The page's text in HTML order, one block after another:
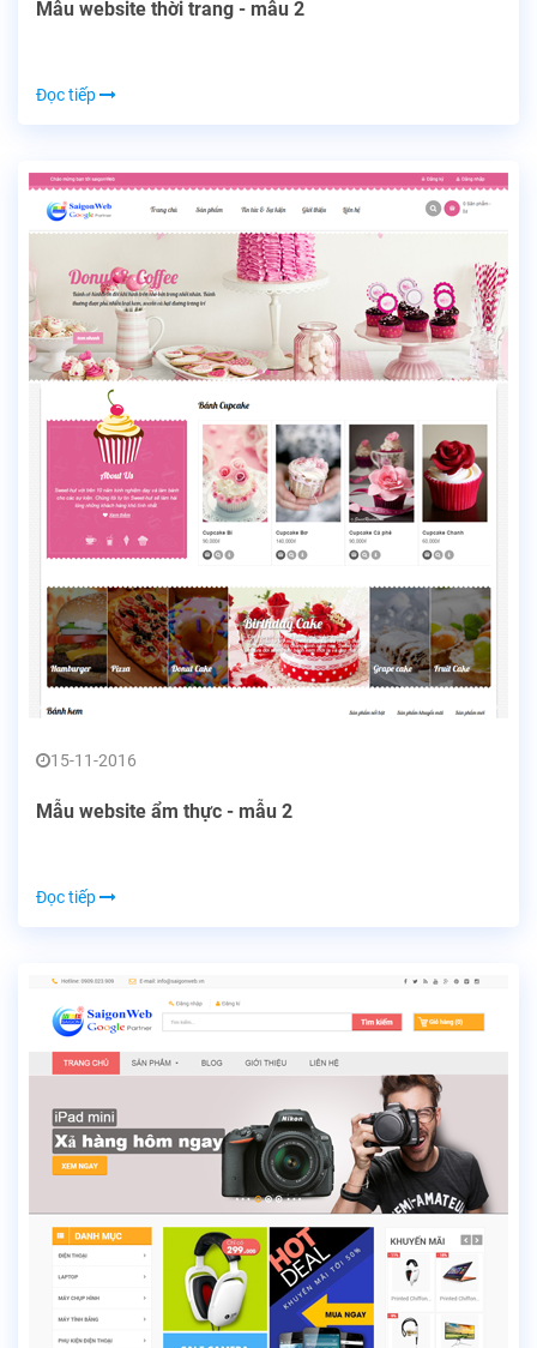
Mẫu website thời trang - mẫu 2
Đọc tiếp
15-11-2016
Mẫu website ẩm thực - mẫu 2
Đọc tiếp